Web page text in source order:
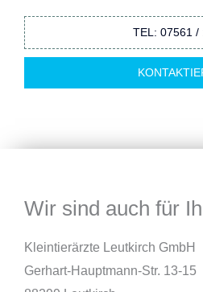
TEL: 07561 /
Wir sind auch für
Kleintierärzte Leutkirch GmbH
Gerhart-Hauptmann-Str. 13-15